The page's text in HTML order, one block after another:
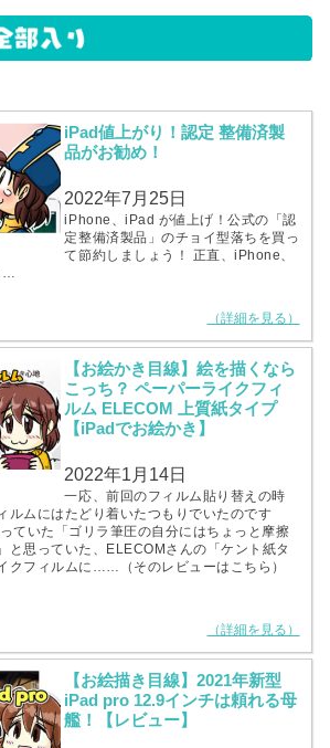
iPad値上がり！認定 整備済製
品がお勧め！
2022年7月25日
iPhone、iPad が値上げ！公式の「認
定整備済製品」のチョイ型落ちを買っ
て節約しましょう！ 正直、iPhone、
…
（詳細を見る）
【お絵かき目線】絵を描くなら
こっち？ ペーパーライクフィ
ルム ELECOM 上質紙タイプ
【iPadでお絵かき】
2022年1月14日
一応、前回のフィルム貼り替えの時
ルムにはたどり着いたつもりでいたのです
いた「ゴリラ筆圧の自分にはちょっと摩擦
思っていた、ELECOMさんの「ケント紙タ
クフィルムに……（そのレビューはこちら）
（詳細を見る）
【お絵描き目線】2021年新型
iPad pro 12.9インチは頼れる母
艦！【レビュー】